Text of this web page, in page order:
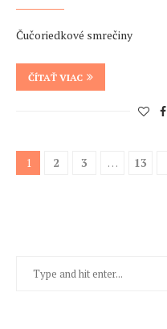
Čučoriedkové smrečiny
ČÍTAŤ VIAC
1 2 3 … 13